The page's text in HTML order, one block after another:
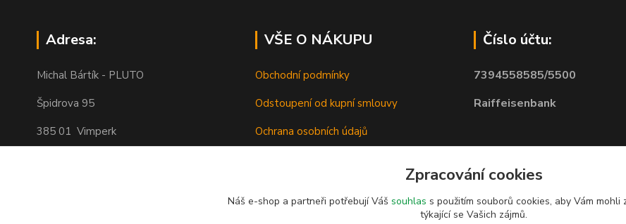
Adresa:
Michal Bártík - PLUTO
Špidrova 95
385 01 Vimperk
VŠE O NÁKUPU
Obchodní podmínky
Odstoupení od kupní smlouvy
Ochrana osobních údajů
Číslo účtu:
7394558585/5500
Raiffeisenbank
Zpracování cookies
Náš e-shop a partneři potřebují Váš souhlas s použitím souborů cookies, aby Vám
týkající se Vašich zájmů.